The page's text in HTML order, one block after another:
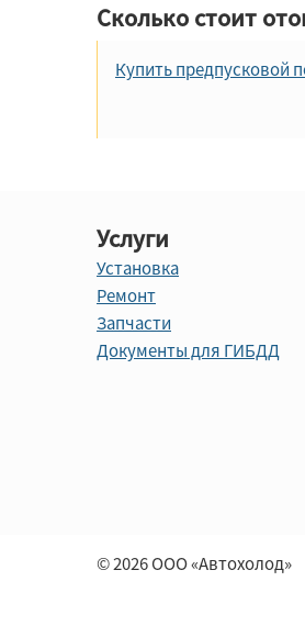
Сколько стоит
Купить предпусковой
Услуги
Установка
Ремонт
Запчасти
Документы для ГИБДД
© 2026 ООО «Автохолод»